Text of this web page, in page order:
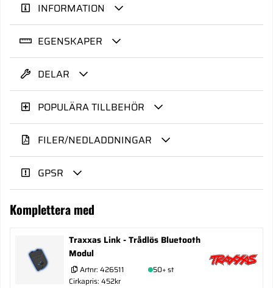
INFORMATION
EGENSKAPER
DELAR
POPULÄRA TILLBEHÖR
FILER/NEDLADDNINGAR
GPSR
Komplettera med
Traxxas Link - Trådlös Bluetooth
Modul
Artnr: 426511
50+ st
Cirkapris: 452kr